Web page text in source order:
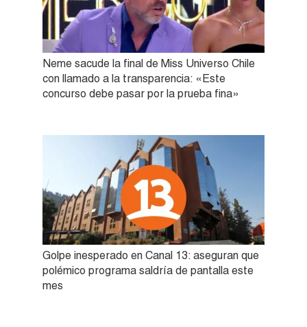
Neme sacude la final de Miss Universo Chile
con llamado a la transparencia: «Este
concurso debe pasar por la prueba fina»
Golpe inesperado en Canal 13: aseguran que
polémico programa saldría de pantalla este
mes